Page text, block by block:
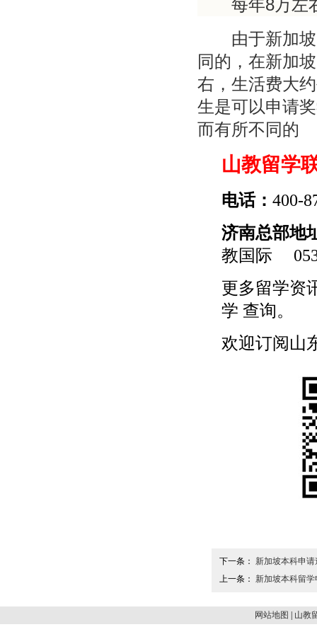
每年8万左
由于新加坡
同的，在新加
右，生活费大
生是可以申请
而有所不同的
山教留学
电话： 400-
济南总部地
教国际
更多留学资
学 查询。
欢迎订阅山
下一条： 新加坡本科申
上一条： 新加坡本科留
网站地图 山教